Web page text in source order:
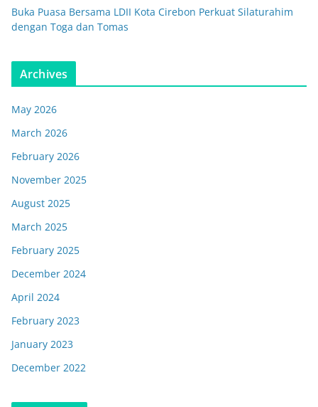
Buka Puasa Bersama LDII Kota Cirebon Perkuat Silaturahim
dengan Toga dan Tomas
Archives
May 2026
March 2026
February 2026
November 2025
August 2025
March 2025
February 2025
December 2024
April 2024
February 2023
January 2023
December 2022